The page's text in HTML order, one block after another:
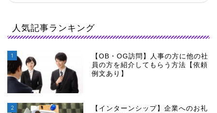
人気記事ランキング
1
【OB・OG訪問】人事の方に他の社
員の方を紹介してもらう方法【依頼
例文あり】
2
【インターンシップ】企業へのお礼